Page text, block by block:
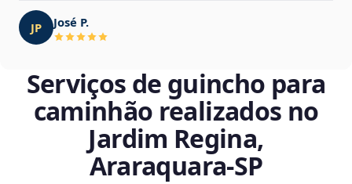
JP José P.
Serviços de guincho para
caminhão realizados no
Jardim Regina,
Araraquara‑SP